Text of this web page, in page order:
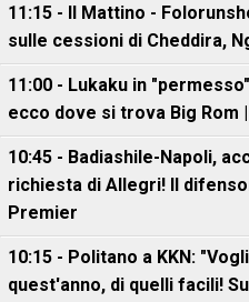
11:15 - Il Mattino -
sulle cessioni di Cheddira,
11:00 - Lukaku in
ecco dove si trova Big Rom |
10:45 - Badiashile-Napoli,
richiesta di Allegri! Il
Premier
10:15 - Politano a KKN:
quest'anno, di quelli facili!